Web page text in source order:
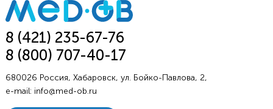
8 (421) 235-67-76
8 (800) 707-40-17
680026 Россия, Хабаровск, ул. Бойко-Павлова, 2,
e-mail: info@med-ob.ru